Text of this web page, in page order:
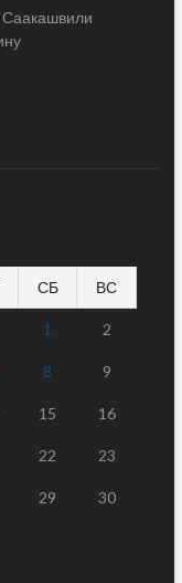
Саакашвили
СБ ВС
1 2
8 9
15 16
22 23
29 30